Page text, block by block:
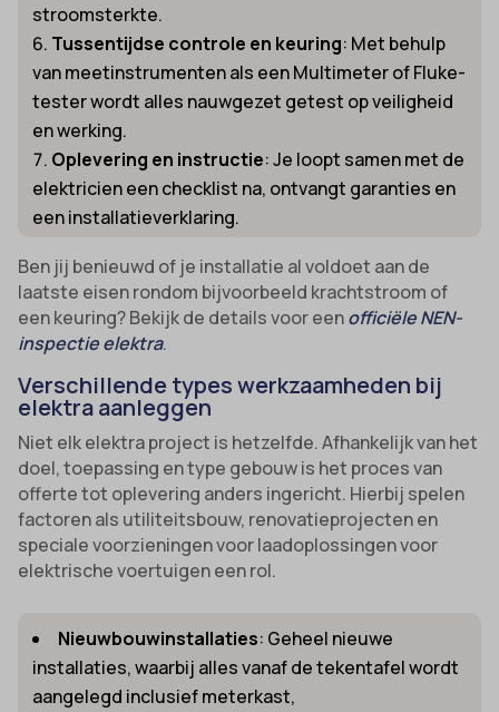
stroomsterkte.
Tussentijdse controle en keuring: Met behulp
van meetinstrumenten als een Multimeter of Fluke-
tester wordt alles nauwgezet getest op veiligheid
en werking.
Oplevering en instructie: Je loopt samen met de
elektricien een checklist na, ontvangt garanties en
een installatieverklaring.
Ben jij benieuwd of je installatie al voldoet aan de
laatste eisen rondom bijvoorbeeld krachtstroom of
een keuring? Bekijk de details voor eenofficiële NEN-
inspectie elektra.
Verschillende types werkzaamheden bij
elektra aanleggen
Niet elk elektra project is hetzelfde. Afhankelijk van het
doel, toepassing en type gebouw is het proces van
offerte tot oplevering anders ingericht. Hierbij spelen
factoren als utiliteitsbouw, renovatieprojecten en
speciale voorzieningen voor laadoplossingen voor
elektrische voertuigen een rol.
Nieuwbouwinstallaties: Geheel nieuwe
installaties, waarbij alles vanaf de tekentafel wordt
aangelegd inclusief meterkast,